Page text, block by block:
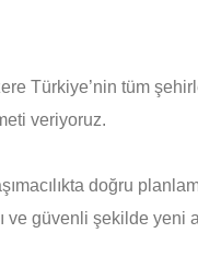
Türkiye’nin tüm
veriyoruz.
doğru
ve güvenli şekilde yeni